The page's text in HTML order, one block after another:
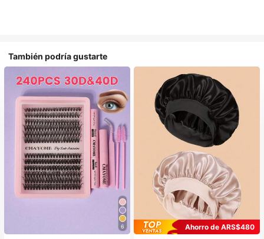
También podría gustarte
6
Ahorro de ARS$480